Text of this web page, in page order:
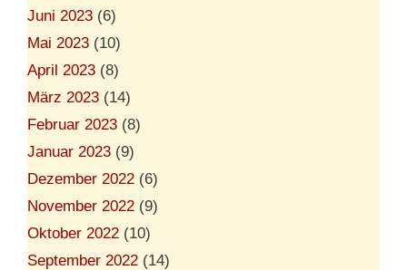
Juni 2023 (6)
Mai 2023 (10)
April 2023 (8)
März 2023 (14)
Februar 2023 (8)
Januar 2023 (9)
Dezember 2022 (6)
November 2022 (9)
Oktober 2022 (10)
September 2022 (14)